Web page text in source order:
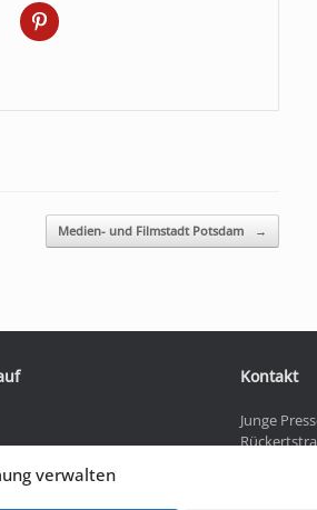
verwalten
Medien- und Filmstadt Potsdam →
Kontakt
Junge